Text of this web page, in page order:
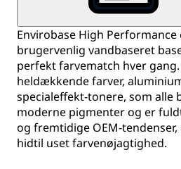
Envirobase High
brugervenlig vandbaseret
perfekt farvematch hver
heldækkende farver,
specialeffekt-tonere, som alle
moderne pigmenter og er
og fremtidige OEM-
hidtil uset farvenøjagtighed.